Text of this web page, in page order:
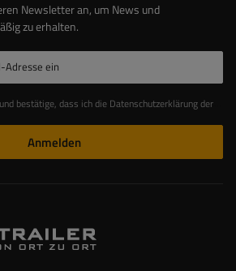
Newsletter an, um News und
zu erhalten.
Adresse ein
dass ich die Datenschutzerklärung der Website zur Kenntnis genommen habe
Anmelden